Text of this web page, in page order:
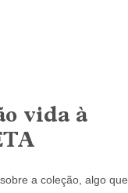
vida à
a coleção, algo que